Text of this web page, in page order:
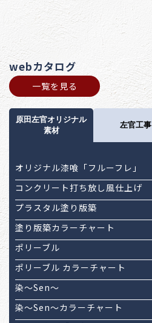
webカタログ
一覧を見る
原田左官オリジナル
素材
左官工事
オリジナル漆喰「フルーフレ」
コンクリート打ち放し風仕上げ
プラスタル塗り版築
塗り版築カラーチャート
ポリーブル
ポリーブル カラーチャート
染～Sen～
染～Sen～カラーチャート